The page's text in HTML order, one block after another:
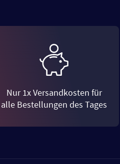
Nur 1x Versandkosten für
alle Bestellungen des Tages